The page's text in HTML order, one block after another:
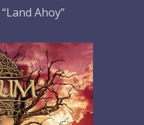
Ahoy”